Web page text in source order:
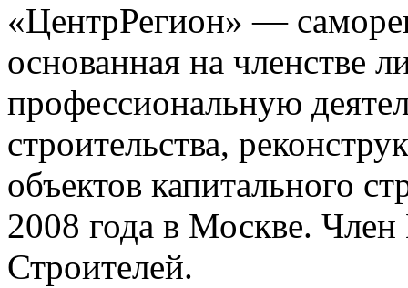
«ЦентрРегион» —
основанная на членстве
профессиональную
строительства,
объектов капитального
2008 года в Москве.
Строителей.